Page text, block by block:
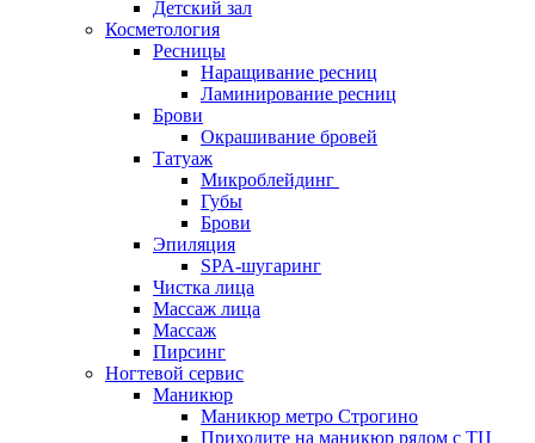
Скоба 3-ТО
Титановая нить для лечения вросшего
ногтя
Удаление вросшего ногтя
Лечение трещин
Изготовление межпальцевых ортезов
Протезирование ногтей
Медицинский педикюр у подолога
Удаление стержневого мозоля
Лечение онихолизиса
Лечение онихогрифоза
Студия загара
Детский зал
Косметология
Ресницы
Наращивание ресниц
Ламинирование ресниц
Брови
Окрашивание бровей
Татуаж
Микроблейдинг
Губы
Брови
Эпиляция
SPA-шугаринг
Чистка лица
Массаж лица
Массаж
Пирсинг
Ногтевой сервис
Маникюр
Маникюр метро Строгино
Приходите на маникюр рядом с ТЦ